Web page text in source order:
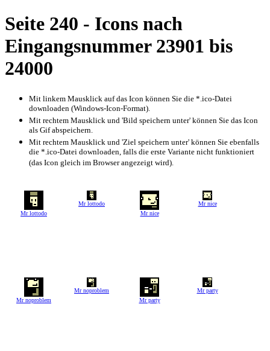
Seite 240 - Icons nach
Eingangsnummer 23901 bis
24000
Mit linkem Mausklick auf das Icon können Sie die *.ico-Datei
downloaden (Windows-Icon-Format).
Mit rechtem Mausklick und 'Bild speichern unter' können Sie das Icon
als Gif abspeichern.
Mit rechtem Mausklick und 'Ziel speichern unter' können Sie ebenfalls
die *.ico-Datei downloaden, falls die erste Variante nicht funktioniert
(das Icon gleich im Browser angezeigt wird).
Mr lottodo
Mr lottodo
Mr nice
Mr nice
Mr noproblem
Mr noproblem
Mr party
Mr party